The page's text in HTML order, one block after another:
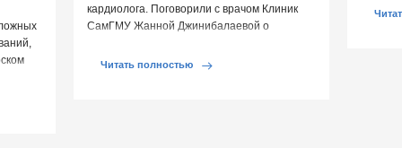
кардиолога. Поговорили с врачом Клиник
СамГМУ Жанной Джинибалаевой о
[…]Читать полностью